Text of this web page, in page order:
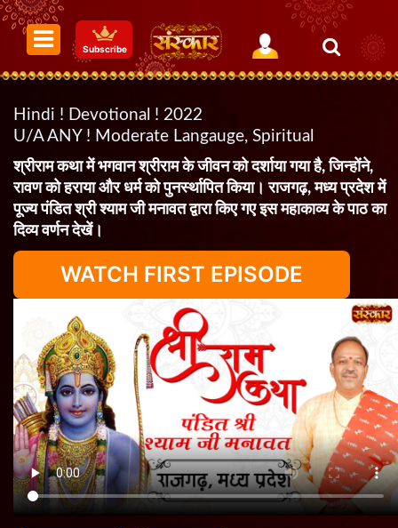
Subscribe
Hindi ! Devotional ! 2022
U/A ANY ! Moderate Langauge, Spiritual
श्रीराम कथा में भगवान श्रीराम के जीवन को दर्शाया गया है, जिन्होंने,
रावण को हराया और धर्म को पुनर्स्थापित किया। राजगढ़, मध्य प्रदेश में
पूज्य पंडित श्री श्याम जी मनावत द्वारा किए गए इस महाकाव्य के पाठ का
दिव्य वर्णन देखें।
WATCH FIRST EPISODE